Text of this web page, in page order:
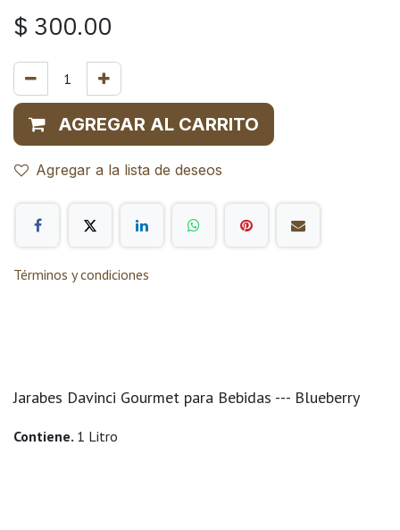
$ 300.00
AGREGAR AL CARRITO
Agregar a la lista de deseos
Términos y condiciones
Jarabes Davinci Gourmet para Bebidas --- Blueberry
Contiene. 1 Litro